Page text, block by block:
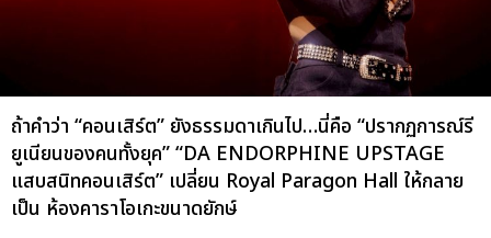
ถ้าคำว่า “คอนเสิร์ต” ยังธรรมดาเกินไป…นี่คือ “ปรากฏการณ์รี
ยูเนียนของคนทั้งยุค” “DA ENDORPHINE UPSTAGE
แสบสนิทคอนเสิร์ต” เปลี่ยน Royal Paragon Hall ให้กลาย
เป็น ห้องคาราโอเกะขนาดยักษ์